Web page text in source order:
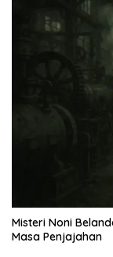
Misteri Noni
Masa Penjajahan